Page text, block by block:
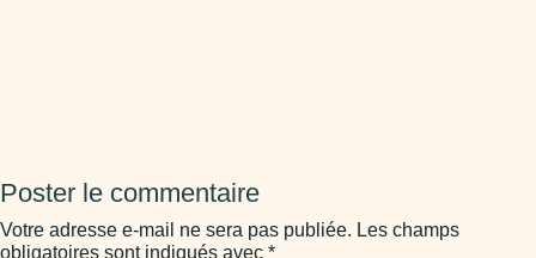
Poster le commentaire
Votre adresse e-mail ne sera pas publiée. Les champs
obligatoires sont indiqués avec *